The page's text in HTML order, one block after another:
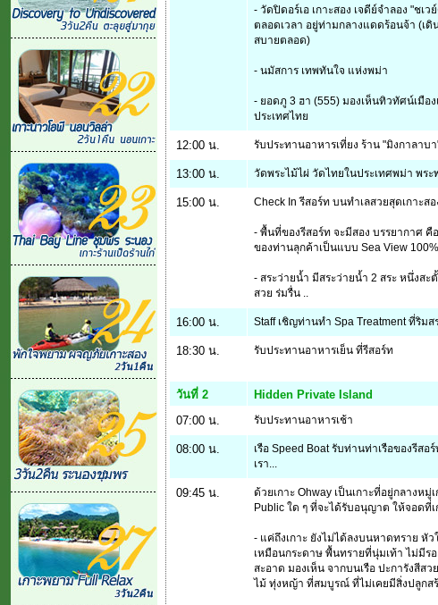
- วัดปิดอร์เอ เกาะสอง เจดีย์จำลอง "ชเ
ตลอดเวลา อยู่ท่ามกลางแดดร้อนจ้า (เดิ
สบายตลอด)
- นมัสการ เทพทันใจ แห่งพม่า
- ยอดภู 3 ฮา (555) มองเห็นทิวทัศน์เมือ
ประเทศไทย
12:00 น. รับประทานอาหารเที่ยง ร้าน "มิงกาลาบ
13:00 น. วัดพระไม้ไผ่ วัดไทยในประเทศพม่า พร
15:00 น. Check In รีสอร์ท บนทำเลสวยสุดเกาะส
- พื้นที่ของรีสอร์ท จะมีสอง บรรยากาศ
ของท่านลุกค้าเป็นแบบ Sea View 100%
- สระว่ายน้ำ มีสระว่ายน้ำ 2 สระ หนึ่งส
สวย ร่มรื่น ..
16:00 น. Staff เชิญท่านทำ Spa Treatment ที่ริมส
18:30 น. รับประทานอาหารเย็น ที่รีสอร์ท
วันที่ 2
Hidden Private Island
07:00 น.
รับประทานอาหารเช้า
08:00 น.
เรือ Speed Boat รับท่านท่าเรือของรีสอ
เรา...
09:45 น.
ด้วยเกาะ Ohway เป็นเกาะที่อยู่กลางห
Public ใด ๆ ที่จะได้รับอนุญาต ให้จอดที่เ
- แค่ถึงเกาะ ยังไม่ได้ลงบนหาดทราย หั
เหมือนกระดาษ พื้นทรายที่นุ่มเท้า ไม่มีร
สะอาด มองเห็น จากบนเรือ ปะการังสีส
ไม้ ทุ่งหญ้า ที่สมบูรณ์ ที่ไม่เคยมีสิ่งปลูกสร้